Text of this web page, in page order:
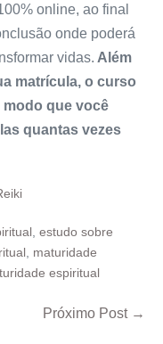
online, ao final
onde poderá
vidas. Além
matrícula, o curso
que você
quantas vezes
estudo sobre
maturidade
espiritual
Próximo Post →